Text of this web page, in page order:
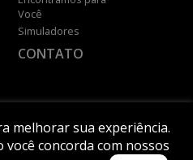
melhorar sua experiência.
concorda com nossos
Você
Simuladores
CONTATO